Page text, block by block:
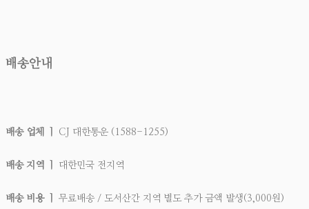
배송안내
배송 업체 ㅣ CJ 대한통운 (1588-1255)
배송 지역 ㅣ 대한민국 전지역
배송 비용 ㅣ 무료배송 / 도서산간 지역 별도 추가 금액 발생(3,000원)